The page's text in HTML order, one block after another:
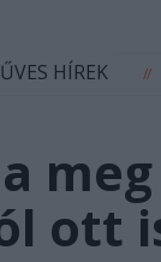
HÍREK //
ott